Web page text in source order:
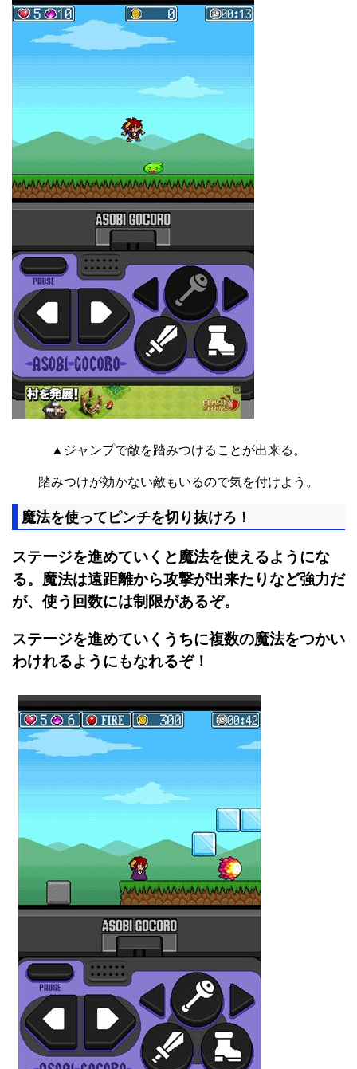
▲ジャンプで敵を踏みつけることが出来る。
踏みつけが効かない敵もいるので気を付けよう。
魔法を使ってピンチを切り抜けろ！
ステージを進めていくと魔法を使えるようにな
る。魔法は遠距離から攻撃が出来たりなど強力だ
が、使う回数には制限があるぞ。
ステージを進めていくうちに複数の魔法をつかい
わけれるようにもなれるぞ！